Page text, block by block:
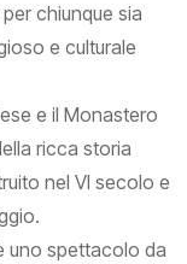
chiunque sia
e culturale
e il Monastero
ricca storia
nel VI secolo e
uno spettacolo da